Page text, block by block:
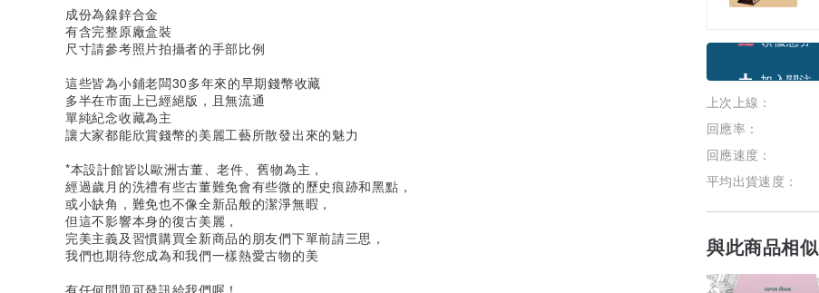
加入關注
上次上線：
回應率：
回應速度：
平均出貨速度：
與此商品相似
成份為鎳鋅合金
有含完整原廠盒裝
尺寸請參考照片拍攝者的手部比例
這些皆為小鋪老闆30多年來的早期錢幣收藏
多半在市面上已經絕版，且無流通
單純紀念收藏為主
讓大家都能欣賞錢幣的美麗工藝所散發出來的魅力
*本設計館皆以歐洲古董、老件、舊物為主，
經過歲月的洗禮有些古董難免會有些微的歷史痕跡和黑點，
或小缺角，難免也不像全新品般的潔淨無暇，
但這不影響本身的復古美麗，
完美主義及習慣購買全新商品的朋友們下單前請三思，
我們也期待您成為和我們一樣熱愛古物的美
有任何問題可發訊給我們喔！